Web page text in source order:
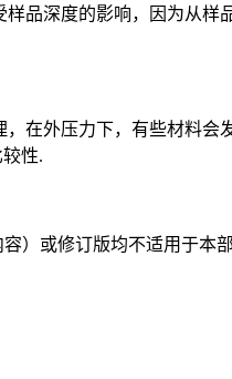
样品深度的影响，因为从样
在外压力下，有些材料会
性.
）或修订版均不适用于本